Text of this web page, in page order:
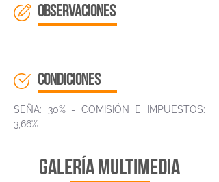
OBSERVACIONES
CONDICIONES
SEÑA: 30% - COMISIÓN E IMPUESTOS:
3,66%
galería multimedia